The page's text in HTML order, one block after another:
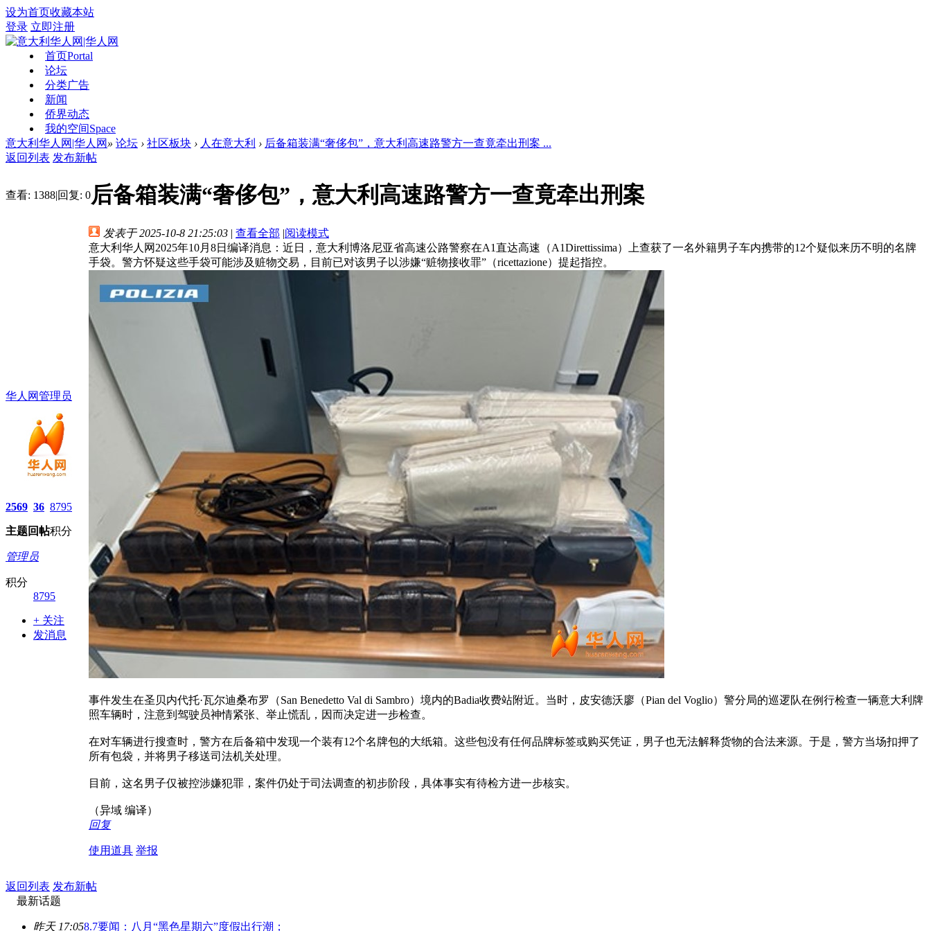
设为首页收藏本站
登录 立即注册
首页Portal
论坛
分类广告
新闻
侨界动态
我的空间Space
意大利华人网|华人网 » 论坛 › 社区板块 › 人在意大利 › 后备箱装满“奢侈包”，意大利高速路警方一查竟牵出刑案 ...
返回列表 发布新帖
查看: 1388|回复: 0后备箱装满“奢侈包”，意大利高速路警方一查竟牵出刑案
华人网管理员
2569
主题
36
回帖
8795
积分
管理员
积分
8795
+ 关注
发消息
发表于 2025-10-8 21:25:03 | 查看全部 |阅读模式
意大利华人网2025年10月8日编译消息：近日，意大利博洛尼亚省高速公路警察在A1直达高速（A1Direttissima）上查获了一名外籍男子车内携带的12个疑似来历不明的名牌
手袋。警方怀疑这些手袋可能涉及赃物交易，目前已对该男子以涉嫌“赃物接收罪”（ricettazione）提起指控。
事件发生在圣贝内代托·瓦尔迪桑布罗（San Benedetto Val di Sambro）境内的Badia收费站附近。当时，皮安德沃廖（Pian del Voglio）警分局的巡逻队在例行检查一辆意大利牌
照车辆时，注意到驾驶员神情紧张、举止慌乱，因而决定进一步检查。
在对车辆进行搜查时，警方在后备箱中发现一个装有12个名牌包的大纸箱。这些包没有任何品牌标签或购买凭证，男子也无法解释货物的合法来源。于是，警方当场扣押了
所有包袋，并将男子移送司法机关处理。
目前，这名男子仅被控涉嫌犯罪，案件仍处于司法调查的初步阶段，具体事实有待检方进一步核实。
（异域 编译）
回复
使用道具 举报
返回列表 发布新帖
最新话题
昨天 17:058.7要闻：八月“黑色星期六”度假出行潮；